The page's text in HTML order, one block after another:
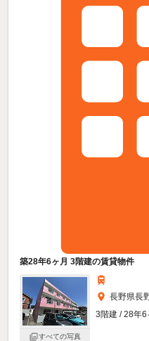
築28年6ヶ月 3階建の賃貸物件
すべての写真
長野県長
3階建 / 28年6